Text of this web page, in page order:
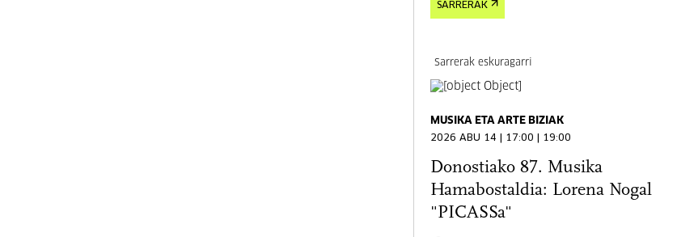
SARRERAK
Sarrerak eskuragarri
MUSIKA ETA ARTE BIZIAK
2026 ABU 14 | 17:00 | 19:00
Donostiako 87. Musika
Hamabostaldia: Lorena Nogal
"PICASSa"